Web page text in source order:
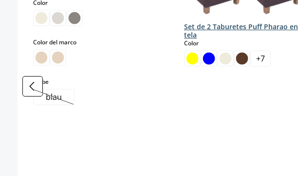
Colorselect
Color del marcoselect
Farbeselect
blau(Esta opción no está disponible en este momento.)
Set de 2 Taburetes Puff Pharao en
tela
Colorselect
+7